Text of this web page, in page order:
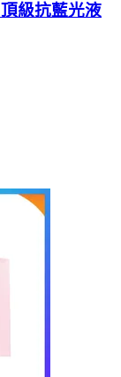
級抗藍光液